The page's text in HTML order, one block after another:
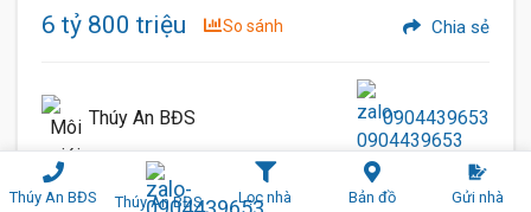
Thúy An BĐS Thúy An BĐS Lọc nhà Bản đồ Gửi nhà
6 tỷ 800 triệu So sánh Chia sẻ
Thúy An BĐS 0904439653